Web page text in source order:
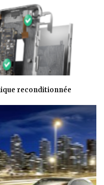
reconditionnée